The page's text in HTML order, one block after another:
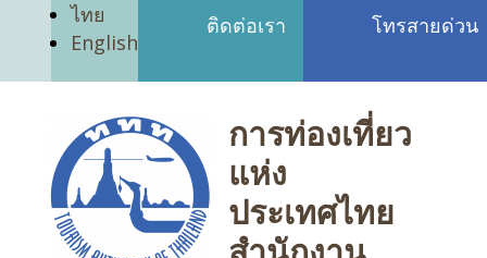
ไทย
English
ติดต่อเรา โทรสายด่วน
การท่องเที่ยว
แห่ง
ประเทศไทย